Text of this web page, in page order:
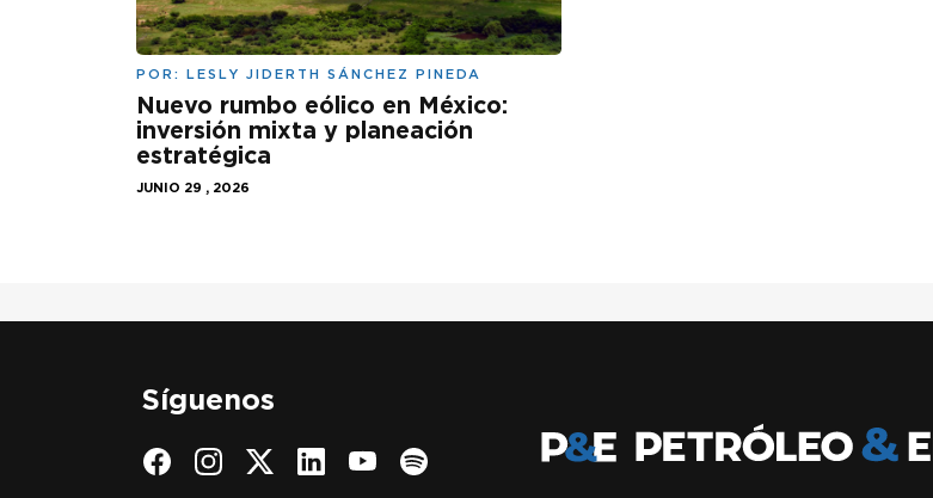
POR: LESLY JIDERTH SÁNCHEZ PINEDA
Nuevo rumbo eólico en México:
inversión mixta y planeación
estratégica
JUNIO 29 , 2026
Síguenos